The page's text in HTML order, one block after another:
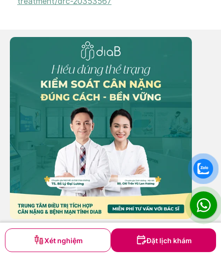
Xét nghiệm Đặt lịch khám
Cải thiện giao tiếp xã hội